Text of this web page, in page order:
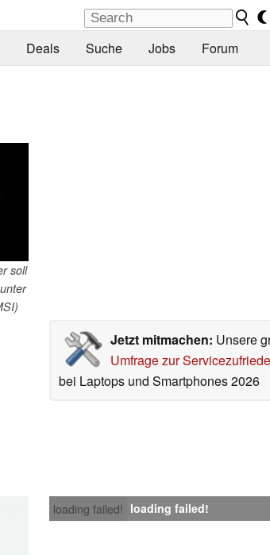
Deals Suche Jobs Forum
soll
Jetzt mitmachen: Unsere
Umfrage zur
bei Laptops und Smartphones 2026
loading failed! loading failed!